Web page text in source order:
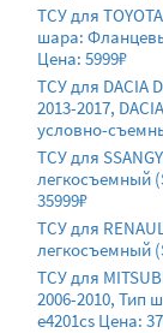
ТСУ для
шара:
Цена: 5999₽
ТСУ для DACIA
2013-2017,
условно-
ТСУ для
легкосъемный
35999₽
ТСУ для
легкосъемный
ТСУ для
2006-2010, Тип
e4201cs Цена: